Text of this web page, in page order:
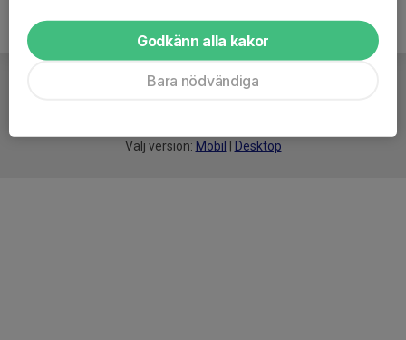
Välj version: Mobil Desktop
Godkänn alla kakor
Bara nödvändiga